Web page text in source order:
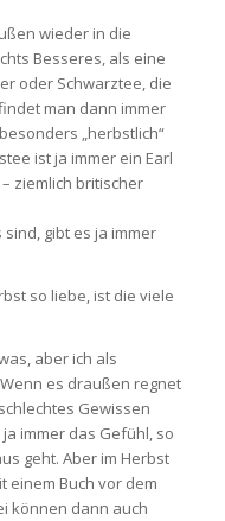
wieder in die
Besseres, als eine
oder Schwarztee, die
man dann immer
„herbstlich“
ist ja immer ein Earl
ziemlich britischer
gibt es ja immer
so liebe, ist die viele
aber ich als
es draußen regnet
Gewissen
immer das Gefühl, so
geht. Aber im Herbst
einem Buch vor dem
können dann auch